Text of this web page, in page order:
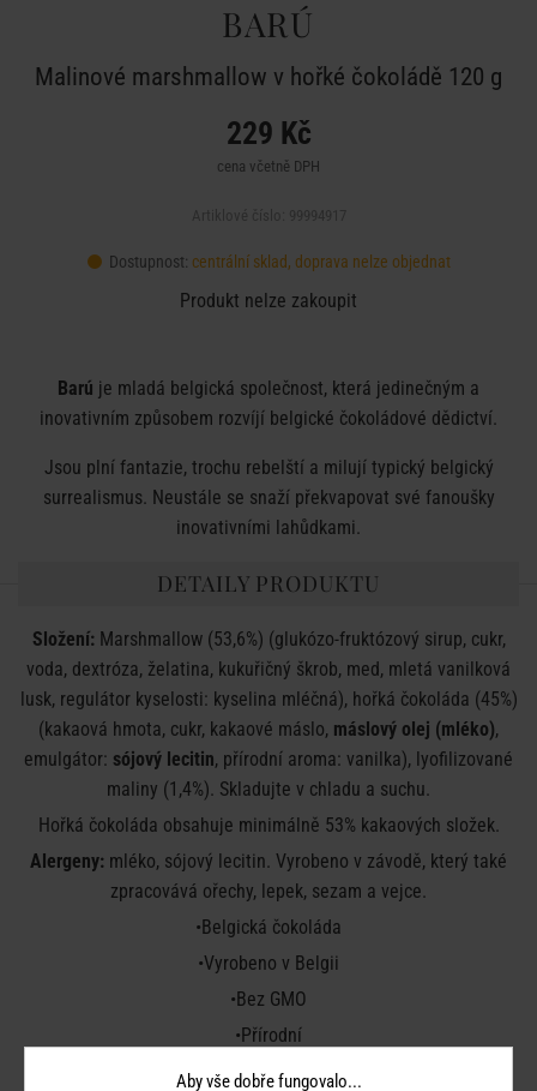
BARÚ
Malinové marshmallow v hořké čokoládě 120 g
229 Kč
cena včetně DPH
Dostupnost: centrální sklad, doprava nelze objednat
Produkt nelze zakoupit
Barú je mladá belgická společnost, která jedinečným a
inovativním způsobem rozvíjí belgické čokoládové dědictví.
Jsou plní fantazie, trochu rebelští a milují typický belgický
surrealismus. Neustále se snaží překvapovat své fanoušky
inovativními lahůdkami.
DETAILY PRODUKTU
Složení: Marshmallow (53,6%) (glukózo-fruktózový sirup, cukr,
voda, dextróza, želatina, kukuřičný škrob, med, mletá vanilková
lusk, regulátor kyselosti: kyselina mléčná), hořká čokoláda (45%)
(kakaová hmota, cukr, kakaové máslo, máslový olej (mléko),
emulgátor: sójový lecitin, přírodní aroma: vanilka), lyofilizované
maliny (1,4%). Skladujte v chladu a suchu.
Hořká čokoláda obsahuje minimálně 53% kakaových složek.
Alergeny: mléko, sójový lecitin. Vyrobeno v závodě, který také
zpracovává ořechy, lepek, sezam a vejce.
•Belgická čokoláda
•Vyrobeno v Belgii
•Bez GMO
•Přírodní
•Bez umělých příchutí a barviv
Aby vše dobře fungovalo...